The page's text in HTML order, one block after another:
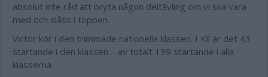
absolut inte råd att bryta någon deltävling om vi ska vara
med och slåss i toppen.
Victor kör i den trimmade nationella klassen. I Kil är det 43
startande i den klassen – av totalt 139 startande i alla
klasserna.